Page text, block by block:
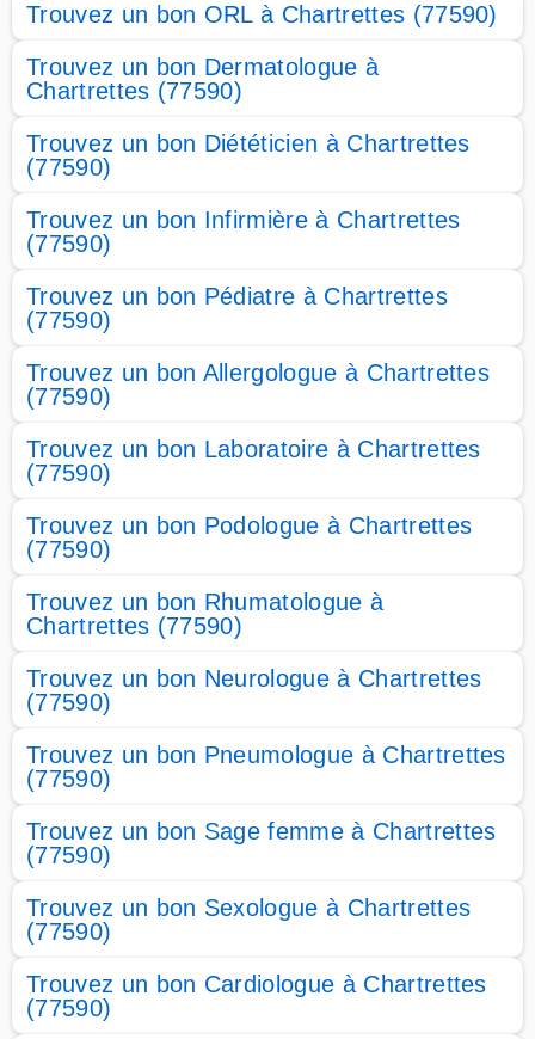
Trouvez un bon ORL à Chartrettes (77590)
Trouvez un bon Dermatologue à
Chartrettes (77590)
Trouvez un bon Diététicien à Chartrettes
(77590)
Trouvez un bon Infirmière à Chartrettes
(77590)
Trouvez un bon Pédiatre à Chartrettes
(77590)
Trouvez un bon Allergologue à Chartrettes
(77590)
Trouvez un bon Laboratoire à Chartrettes
(77590)
Trouvez un bon Podologue à Chartrettes
(77590)
Trouvez un bon Rhumatologue à
Chartrettes (77590)
Trouvez un bon Neurologue à Chartrettes
(77590)
Trouvez un bon Pneumologue à Chartrettes
(77590)
Trouvez un bon Sage femme à Chartrettes
(77590)
Trouvez un bon Sexologue à Chartrettes
(77590)
Trouvez un bon Cardiologue à Chartrettes
(77590)